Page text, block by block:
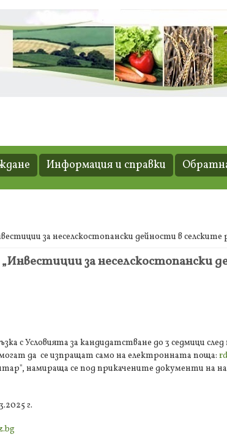
Информация и справки
за неселскостопански дейности в
за неселскостопански
с Условията за кандидатстване до 3 седмици
да се изпращат само на електронната поща:
намираща се под прикачените документи на
г.